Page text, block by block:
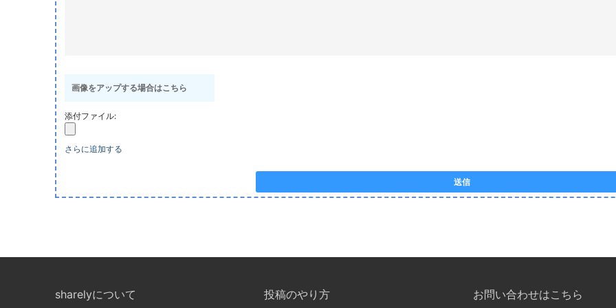
画像をアップする場合はこちら
添付ファイル:
さらに追加する
送信
sharelyについて 投稿のやり方 お問い合わせはこちら